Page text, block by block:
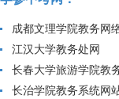
成都文理学院教务网
江汉大学教务处网
长春大学旅游学院教
长治学院教务系统网